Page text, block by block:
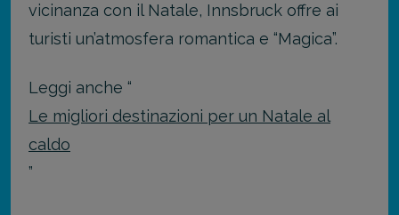
vicinanza con il Natale, Innsbruck offre ai
turisti un’atmosfera romantica e “Magica”.
Leggi anche “
Le migliori destinazioni per un Natale al
caldo
”